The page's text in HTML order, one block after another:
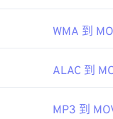
WMA 到
ALAC 到
MP3 到